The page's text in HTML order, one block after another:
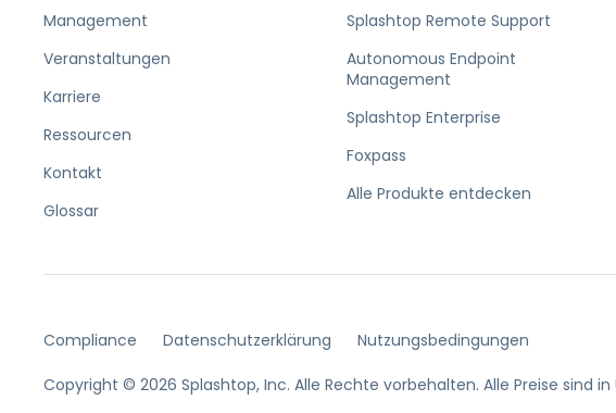
Management
Veranstaltungen
Karriere
Ressourcen
Kontakt
Glossar
Splashtop Remote Support
Autonomous Endpoint
Management
Splashtop Enterprise
Foxpass
Alle Produkte entdecken
Compliance Datenschutzerklärung Nutzungsbedingungen
Copyright © 2026 Splashtop, Inc. Alle Rechte vorbehalten. Alle Preise sind